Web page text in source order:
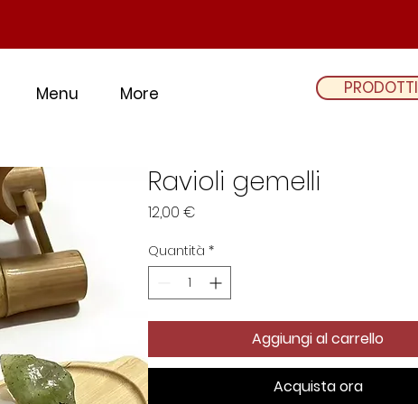
Menu More PRODOTTI
Ravioli gemelli
12,00 €
Quantità *
Aggiungi al carrello
Acquista ora